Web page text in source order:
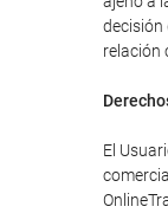
decisión
relación
El